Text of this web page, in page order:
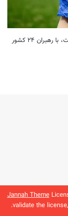
Jannah Theme
validate the
تدروس آدهانوم گبریزوس، مدیر کل سازمان جهانی بهداشت، با رهبران ۲۴ کشور